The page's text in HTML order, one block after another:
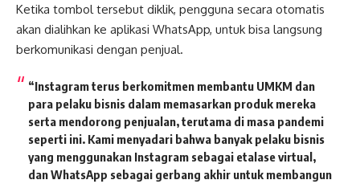
Ketika tombol tersebut diklik, pengguna secara otomatis
akan dialihkan ke aplikasi WhatsApp, untuk bisa langsung
berkomunikasi dengan penjual.
“Instagram terus berkomitmen membantu UMKM dan
para pelaku bisnis dalam memasarkan produk mereka
serta mendorong penjualan, terutama di masa pandemi
seperti ini. Kami menyadari bahwa banyak pelaku bisnis
yang menggunakan Instagram sebagai etalase virtual,
dan WhatsApp sebagai gerbang akhir untuk membangun